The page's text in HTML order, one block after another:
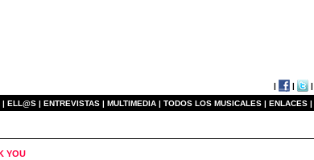
| | |
| ELL@S | ENTREVISTAS | MULTIMEDIA | TODOS LOS MUSICALES | ENLACES |
YOU